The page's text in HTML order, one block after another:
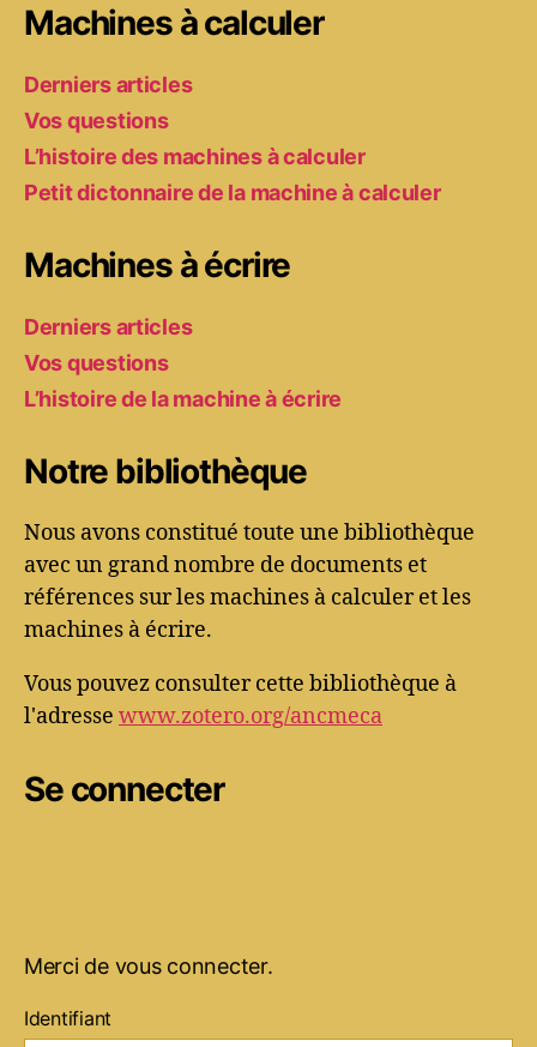
Machines à calculer
Derniers articles
Vos questions
L’histoire des machines à calculer
Petit dictonnaire de la machine à calculer
Machines à écrire
Derniers articles
Vos questions
L’histoire de la machine à écrire
Notre bibliothèque
Nous avons constitué toute une bibliothèque
avec un grand nombre de documents et
références sur les machines à calculer et les
machines à écrire.
Vous pouvez consulter cette bibliothèque à
l'adresse www.zotero.org/ancmeca
Se connecter
Merci de vous connecter.
Identifiant